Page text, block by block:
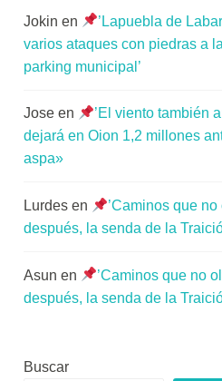
Jokin en
’Lapuebla de
varios ataques con piedras a
parking municipal’
Jose en
’El viento también
dejará en Oion 1,2 millones
aspa»
Lurdes en
’Caminos que
después, la senda de la
Asun en
’Caminos que no
después, la senda de la
Buscar